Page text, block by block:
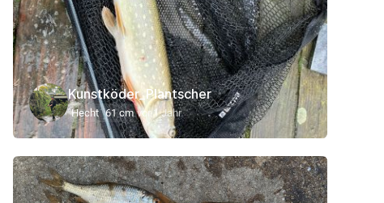
Kunstköder_Plantscher
Hecht 61 cm vor 1 Jahr